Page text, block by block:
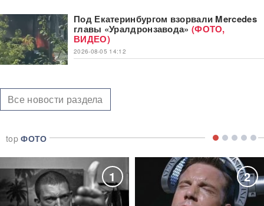
Под Екатеринбургом взорвали Mercedes
главы «Уралдронзавода» (ФОТО,
ВИДЕО)
2026-08-05 14:12
Все новости раздела
topФОТО
1 2